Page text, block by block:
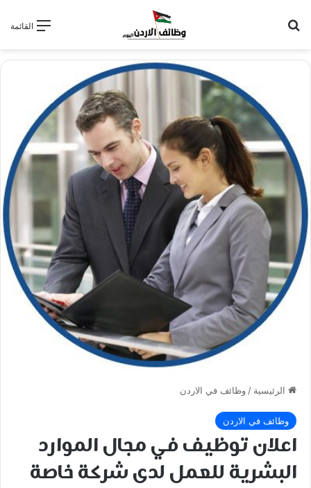
القائمة
الرئيسية /وظائف في الاردن
وظائف في الاردن
اعلان توظيف في مجال الموارد
البشرية للعمل لدى شركة خاصة